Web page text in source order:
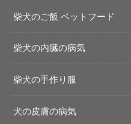
柴犬のご飯 ペットフード
柴犬の内臓の病気
柴犬の手作り服
犬の皮膚の病気